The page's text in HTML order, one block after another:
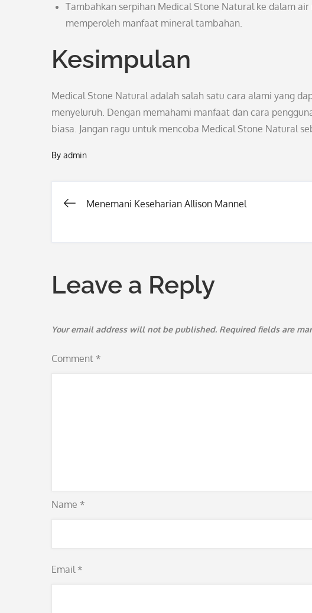
Tambahkan serpihan Medical Stone Natural ke dalam
memperoleh manfaat mineral tambahan.
Kesimpulan
Medical Stone Natural adalah salah satu cara alami yang
menyeluruh. Dengan memahami manfaat dan cara
biasa. Jangan ragu untuk mencoba Medical Stone Natural
By admin
Post
Menemani Keseharian Allison Mannel
Leave a Reply
Your email address will not be published. Required fields are
Comment *
Name *
Email *